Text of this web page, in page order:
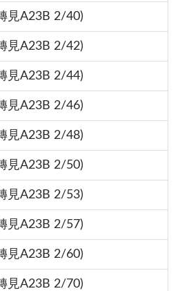
見A23B 2/40)
見A23B 2/42)
見A23B 2/44)
見A23B 2/46)
見A23B 2/48)
見A23B 2/50)
見A23B 2/53)
見A23B 2/57)
見A23B 2/60)
見A23B 2/70)